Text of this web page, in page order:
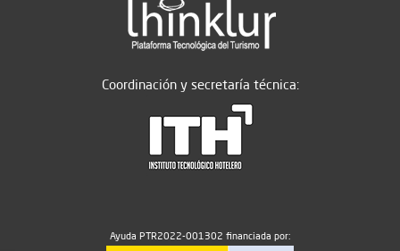
Coordinación y secretaría técnica:
Ayuda PTR2022-001302 financiada por: